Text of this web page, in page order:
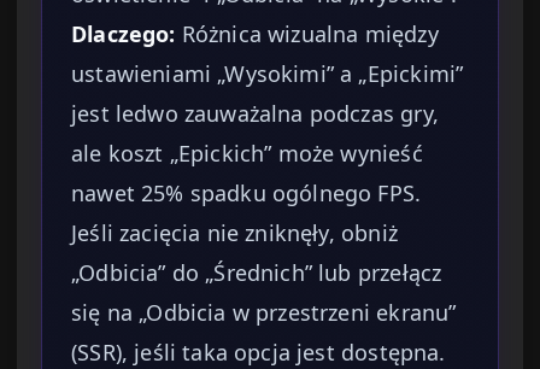
Dlaczego: Różnica wizualna między
ustawieniami „Wysokimi” a „Epickimi”
jest ledwo zauważalna podczas gry,
ale koszt „Epickich” może wynieść
nawet 25% spadku ogólnego FPS.
Jeśli zacięcia nie zniknęły, obniż
„Odbicia” do „Średnich” lub przełącz
się na „Odbicia w przestrzeni ekranu”
(SSR), jeśli taka opcja jest dostępna.